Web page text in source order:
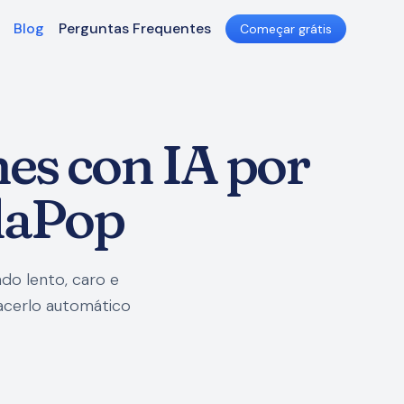
Blog Perguntas Frequentes Começar grátis
con IA por
lento, caro e
automático